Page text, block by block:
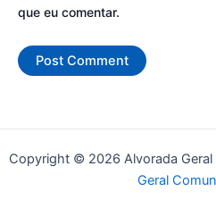
que eu comentar.
Copyright © 2026 Alvorada
Geral